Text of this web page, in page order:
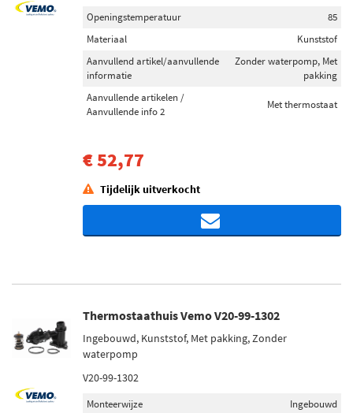
Openingstemperatuur
85
Materiaal
Kunststof
Aanvullend artikel/aanvullende
informatie
Zonder waterpomp, Met
pakking
Aanvullende artikelen /
Aanvullende info 2
Met thermostaat
€ 52,77
Tijdelijk uitverkocht
Thermostaathuis Vemo V20-99-1302
Ingebouwd, Kunststof, Met pakking, Zonder
waterpomp
V20-99-1302
Monteerwijze
Ingebouwd